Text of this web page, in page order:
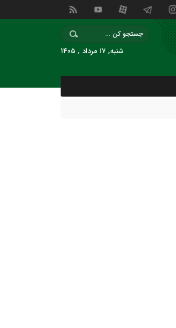
شنبه, ۱۷ مرداد , ۱۴۰۵